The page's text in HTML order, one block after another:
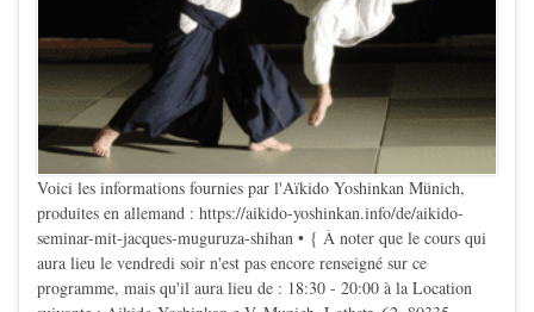
Voici les informations fournies par l'Aïkido Yoshinkan Münich,
produites en allemand : https://aikido-yoshinkan.info/de/aikido-
seminar-mit-jacques-muguruza-shihan • { À noter que le cours qui
aura lieu le vendredi soir n'est pas encore renseigné sur ce
programme, mais qu'il aura lieu de : 18:30 - 20:00 à la Location